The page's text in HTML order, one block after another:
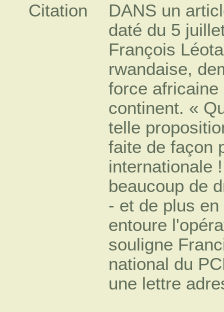
Citation
DANS un
daté du 5
François
rwandaise,
force
continent. «
telle
faite de façon
internationale
beaucoup de
- et de plus
entoure
souligne
national du
une lettre